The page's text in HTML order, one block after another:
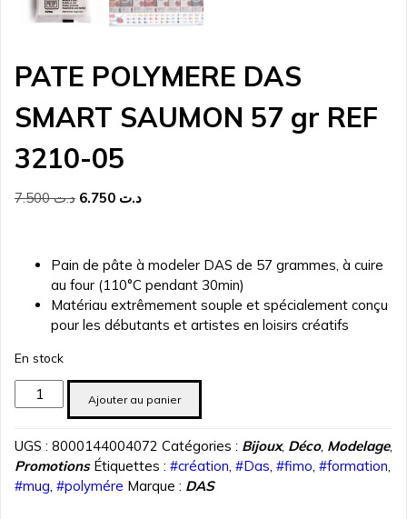
PATE POLYMERE DAS
SMART SAUMON 57 gr REF
3210-05
د.ت7.500
Le
était :
د.ت 7.500.
د.تLe
د.ت 6.750.
Pain de pâte à modeler DAS de 57 grammes, à cuire
au four (110°C pendant 30min)
Matériau extrêmement souple et spécialement conçu
pour les débutants et artistes en loisirs créatifs
En stock
quantité
de
POLYMERE
DAS
SMART
Ajouter au panier
UGS : 8000144004072 Catégories : Bijoux, Déco, Modelage,
Promotions Étiquettes : #création #Das #fimo #formation
#mug #polymére Marque : DAS